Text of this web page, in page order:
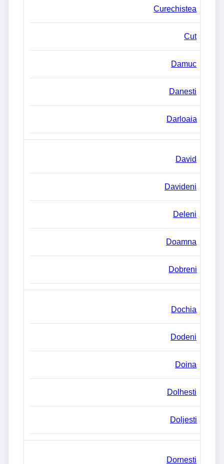
Curechistea
Cut
Damuc
Danesti
Darloaia
David
Davideni
Deleni
Doamna
Dobreni
Dochia
Dodeni
Doina
Dolhesti
Doljesti
Dornesti